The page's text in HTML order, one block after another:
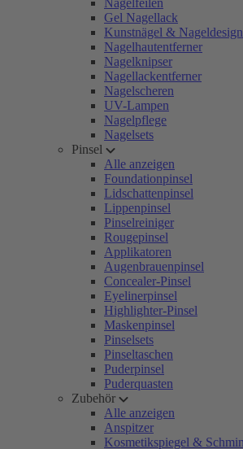
Nagelfeilen
Gel Nagellack
Kunstnägel & Nageldesign
Nagelhautentferner
Nagelknipser
Nagellackentferner
Nagelscheren
UV-Lampen
Nagelpflege
Nagelsets
Pinsel
Alle anzeigen
Foundationpinsel
Lidschattenpinsel
Lippenpinsel
Pinselreiniger
Rougepinsel
Applikatoren
Augenbrauenpinsel
Concealer-Pinsel
Eyelinerpinsel
Highlighter-Pinsel
Maskenpinsel
Pinselsets
Pinseltaschen
Puderpinsel
Puderquasten
Zubehör
Alle anzeigen
Anspitzer
Kosmetikspiegel &